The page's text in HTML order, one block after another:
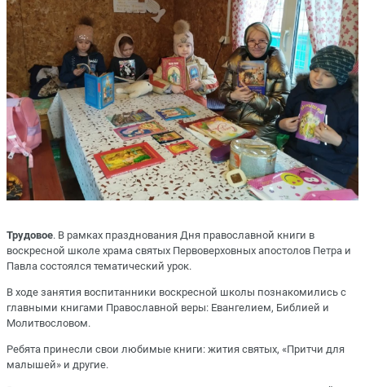
Трудовое. В рамках празднования Дня православной книги в
воскресной школе храма святых Первоверховных апостолов Петра и
Павла состоялся тематический урок.
В ходе занятия воспитанники воскресной школы познакомились с
главными книгами Православной веры: Евангелием, Библией и
Молитвословом.
Ребята принесли свои любимые книги: жития святых, «Притчи для
малышей» и другие.